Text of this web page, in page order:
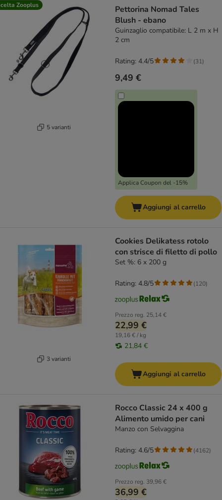
Zooplus
5 varianti
Pettorina Nomad Tales
Blush - ebano
Guinzaglio compatibile: L 2 m x H
2 cm
9,49 €
Applica Coupon del -15%
Rating: 4.4/5 (31)
Aggiungi al carrello
3 varianti
Cookies Delikatess rotolo
con strisce di filetto di pollo
Set %: 6 x 200 g
Prezzo reg. 25,14 €
22,99 €
19,16 € / kg
21,84 €
Rating: 4.8/5 (120)
Aggiungi al carrello
Rocco Classic 24 x 400 g
Alimento umido per cani
Manzo con Selvaggina
Prezzo reg. 39,96 €
36,99 €
Rating: 4.6/5 (4162)